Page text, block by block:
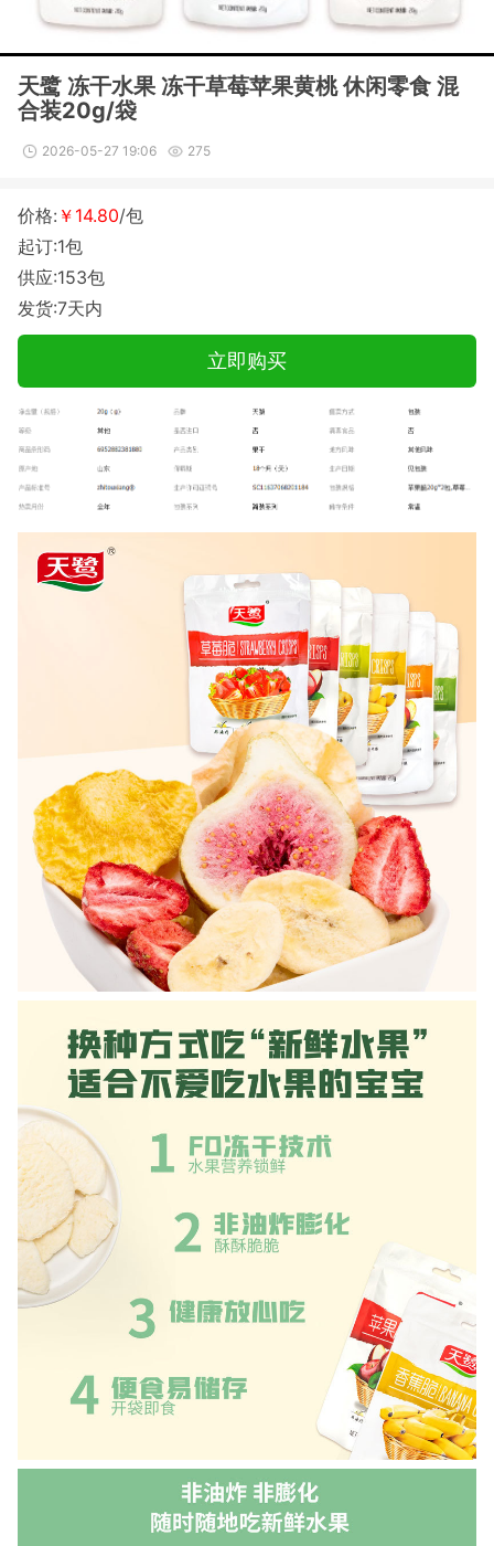
天鹭 冻干水果 冻干草莓苹果黄桃 休闲零食 混
合装20g/袋
2026-05-27 19:06 275
价格: ￥14.80/包
起订:1包
供应:153包
发货:7天内
立即购买